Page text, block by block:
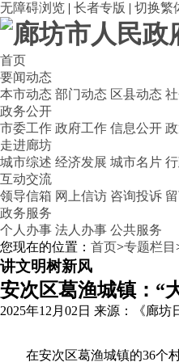
无障碍浏览 | 长者专版 | 切换繁
首页
要闻动态
本市动态 部门动态 区县动态
政务公开
市委工作 政府工作 信息公开
走进廊坊
城市综述 经济发展 城市名片
互动交流
领导信箱 网上信访 咨询投诉
政务服务
个人办事 法人办事 公共服务
您现在的位置： 首页>专题栏目
讲文明树新风
安次区葛渔城镇：“
2025年12月02日 来源：《廊坊
在安次区葛渔城镇的36个